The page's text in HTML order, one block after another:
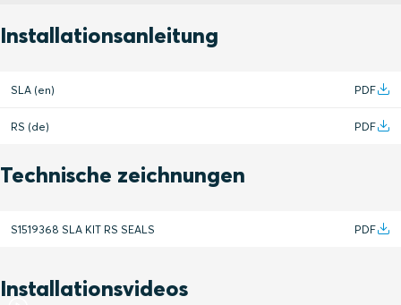
Installationsanleitung
SLA (en) PDF
RS (de) PDF
Technische zeichnungen
S1519368 SLA KIT RS SEALS PDF
Installationsvideos